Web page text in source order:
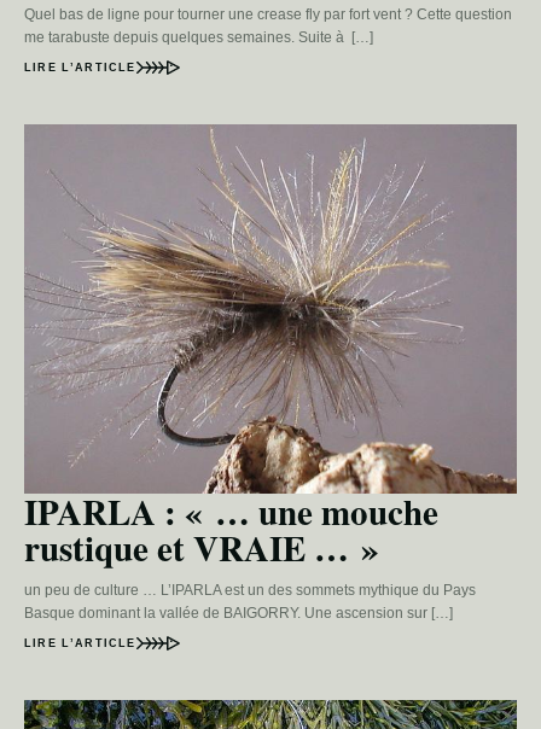
Quel bas de ligne pour tourner une crease fly par fort vent ? Cette question
me tarabuste depuis quelques semaines. Suite à […]
LIRE L’ARTICLE
IPARLA : « … une mouche
rustique et VRAIE … »
un peu de culture … L’IPARLA est un des sommets mythique du Pays
Basque dominant la vallée de BAIGORRY. Une ascension sur […]
LIRE L’ARTICLE